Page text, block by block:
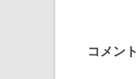
コメン